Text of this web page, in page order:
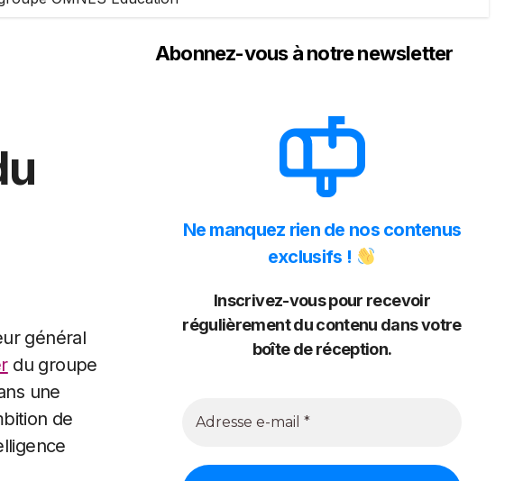
général
du groupe
une
de
Abonnez-vous à notre newsletter
Ne manquez rien de nos contenus
exclusifs !
Inscrivez-vous pour recevoir
régulièrement du contenu dans votre
boîte de réception.